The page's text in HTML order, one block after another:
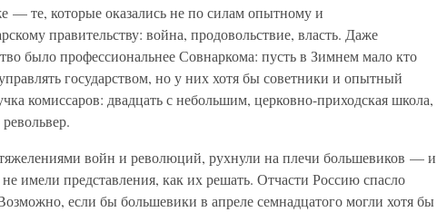
— те, которые оказались не по силам опытному и
правительству: война, продовольствие, власть. Даже
было профессиональнее Совнаркома: пусть в Зимнем мало кто
государством, но у них хотя бы советники и опытный
комиссаров: двадцать с небольшим, церковно-приходская школа,
войн и революций, рухнули на плечи большевиков — и
имели представления, как их решать. Отчасти Россию спасло
если бы большевики в апреле семнадцатого могли хотя бы